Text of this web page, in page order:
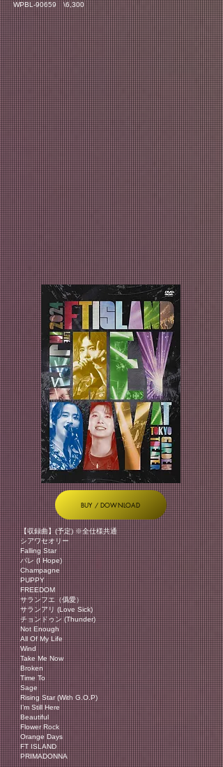
WPBL-90659 \6,300
BUY / DOWNLOAD
【収録曲】(予定) ※全仕様共通
シアワセオリー
Falling Star
パレ (I Hope)
Champagne
PUPPY
FREEDOM
サランフエ（僞愛）
サランアリ (Love Sick)
チョンドゥン (Thunder)
Not Enough
All Of My Life
Wind
Take Me Now
Broken
Time To
Sage
Rising Star (With G.O.P)
I’m Still Here
Beautiful
Flower Rock
Orange Days
FT ISLAND
PRIMADONNA